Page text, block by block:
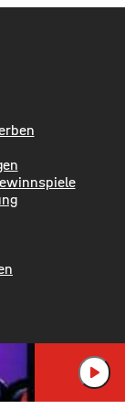
MR.MISTERplay_arrow